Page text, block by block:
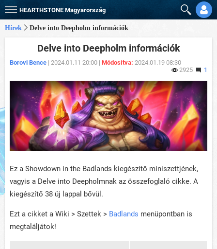
HEARTHSTONE Magyarország
Hírek Delve into Deepholm információk
Delve into Deepholm információk
Borovi Bence | 2024.01.11 20:00 | Módosítva: 2024.01.19 08:30
2925
1
Ez a Showdown in the Badlands kiegészítő miniszettjének,
vagyis a Delve into Deepholmnak az összefoglaló cikke. A
kiegészítő 38 új lappal bővül.
Ezt a cikket a Wiki > Szettek > Badlands menüpontban is
megtaláljátok!